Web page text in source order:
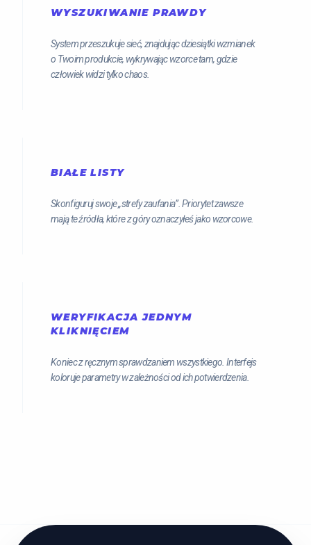
WYSZUKIWANIE PRAWDY
System przeszukuje sieć, znajdując dziesiątki wzmianek
o Twoim produkcie, wykrywając wzorce tam, gdzie
człowiek widzi tylko chaos.
BIAŁE LISTY
Skonfiguruj swoje „strefy zaufania”. Priorytet zawsze
mają te źródła, które z góry oznaczyłeś jako wzorcowe.
WERYFIKACJA JEDNYM
KLIKNIĘCIEM
Koniec z ręcznym sprawdzaniem wszystkiego. Interfejs
koloruje parametry w zależności od ich potwierdzenia.